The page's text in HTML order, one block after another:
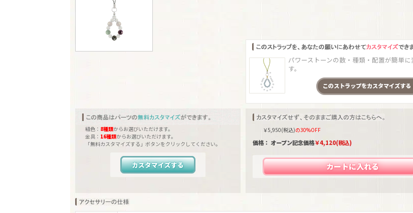
紐色： 8種類からお選びいただけます。
金具： 16種類からお選びいただけます。
「無料カスタマイズする」ボタンをクリックしてください。
カスタマイズする
パワーストーンの数・種類・配置が簡単に
す。
このストラップをカスタマイズする
￥5,950(税込)の30%OFF
価格： オープン記念価格￥4,120(税込)
カートに入れる